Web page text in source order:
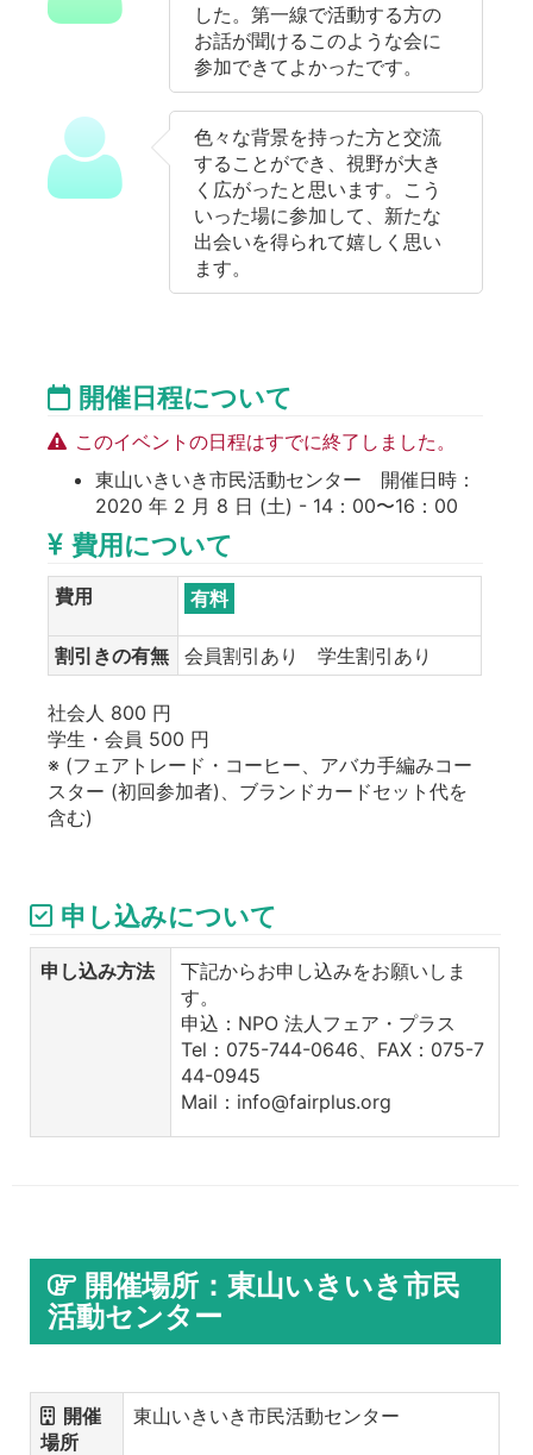
した。第一線で活動する方の
お話が聞けるこのような会に
参加できてよかったです。
色々な背景を持った方と交流
することができ、視野が大き
く広がったと思います。こう
いった場に参加して、新たな
出会いを得られて嬉しく思い
ます。
開催日程について
このイベントの日程はすでに終了しました。
東山いきいき市民活動センター 開催日時：
2020 年 2 月 8 日 (土) - 14：00〜16：00
費用について
費用 有料
割引きの有無 会員割引あり 学生割引あり
社会人 800 円
学生・会員 500 円
※ (フェアトレード・コーヒー、アバカ手編みコー
スター (初回参加者)、ブランドカードセット代を
含む)
申し込みについて
申し込み方法
下記からお申し込みをお願いしま
す。
申込：NPO 法人フェア・プラス
Tel：075-744-0646、FAX：075-7
44-0945
Mail：info@fairplus.org
開催場所：東山いきいき市民
活動センター
開催
場所
東山いきいき市民活動センター